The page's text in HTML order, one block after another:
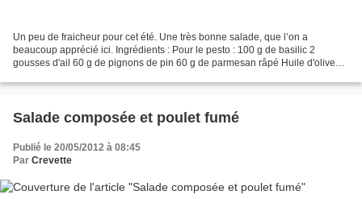
Un peu de fraicheur pour cet été. Une très bonne salade, que l’on a
beaucoup apprécié ici. Ingrédients : Pour le pesto : 100 g de basilic 2
gousses d'ail 60 g de pignons de pin 60 g de parmesan râpé Huile d'olive
Salade composée et poulet fumé
Publié le 20/05/2012 à 08:45
Par Crevette